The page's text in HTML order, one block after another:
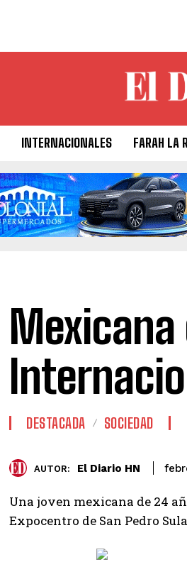
INTERNACIONALES FARAH LA
Mexicana
DESTACADA SOCIEDAD
AUTOR: El Diario HN
Una joven mexicana de 24
Expocentro de San Pedro